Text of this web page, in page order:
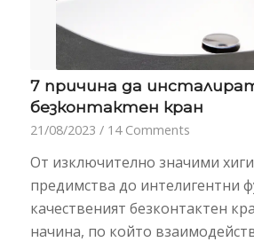
7 причина да
безконтактен кран
21/08/2023 / 14 Comments
От изключително значими
предимства до интелигентни
качественият безконтактен
начина, по който